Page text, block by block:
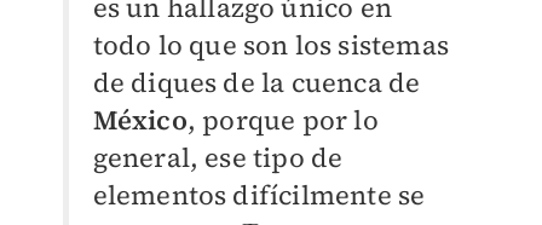
todo lo que son los sistemas
de diques de la cuenca de
México, porque por lo
general, ese tipo de
elementos difícilmente se